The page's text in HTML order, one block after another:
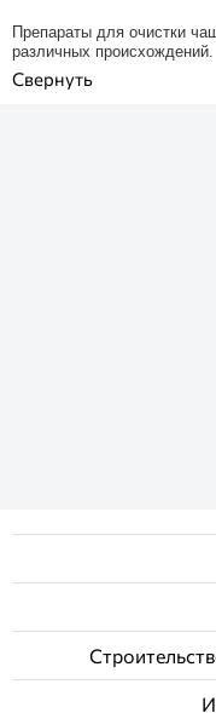
Препараты для очистки
различных происхождений.